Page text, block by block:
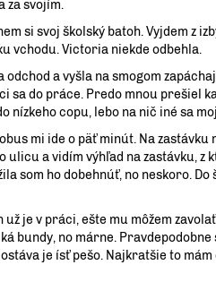
za svojím.
si svoj školský batoh. Vyjdem z
vchodu. Victoria niekde odbehla.
a vyšla na smogom
sa do práce. Predo mnou prešiel
nízkeho copu, lebo na nič iné sa
mi ide o päť minút. Na
a vidím výhľad na zastávku, z
som ho dobehnúť, no neskoro.
je v práci, ešte mu môžem
bundy, no márne.
je ísť pešo. Najkratšie to